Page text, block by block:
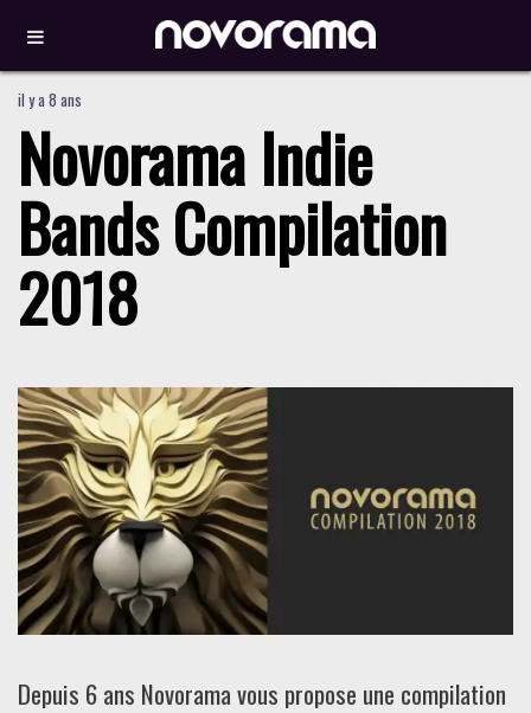
il y a 8 ans
Novorama Indie
Bands Compilation
2018
Depuis 6 ans Novorama vous propose une compilation